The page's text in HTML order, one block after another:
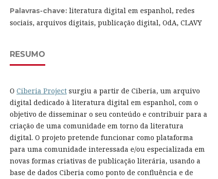
Palavras-chave: literatura digital em espanhol, redes
sociais, arquivos digitais, publicação digital, OdA, CLAVY
RESUMO
O Ciberia Projectsurgiu a partir de Ciberia, um arquivo
digital dedicado à literatura digital em espanhol, com o
objetivo de disseminar o seu conteúdo e contribuir para a
criação de uma comunidade em torno da literatura
digital. O projeto pretende funcionar como plataforma
para uma comunidade interessada e/ou especializada em
novas formas criativas de publicação literária, usando a
base de dados Ciberia como ponto de confluência e de